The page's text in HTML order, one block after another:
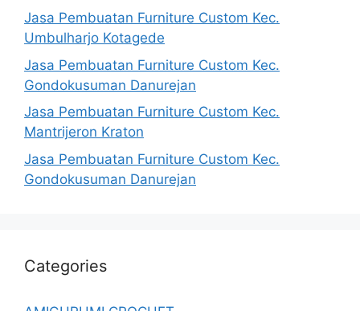
Jasa Pembuatan Furniture Custom Kec.
Umbulharjo Kotagede
Jasa Pembuatan Furniture Custom Kec.
Gondokusuman Danurejan
Jasa Pembuatan Furniture Custom Kec.
Mantrijeron Kraton
Jasa Pembuatan Furniture Custom Kec.
Gondokusuman Danurejan
Categories